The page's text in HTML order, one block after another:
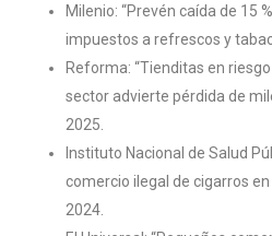
Milenio: “Prevén caída de 15
impuestos a refrescos y
Reforma: “Tienditas en
sector advierte pérdida de
2025.
Instituto Nacional de Salud
comercio ilegal de cigarros
2024.